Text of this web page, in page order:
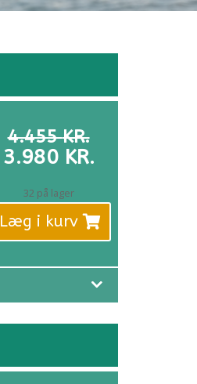
4.455KR.DEN
VAR:
4.455 KR..
3.980 KR.DEN
PRIS
ER:
3.980 KR..
32 på lager
Læg i kurv